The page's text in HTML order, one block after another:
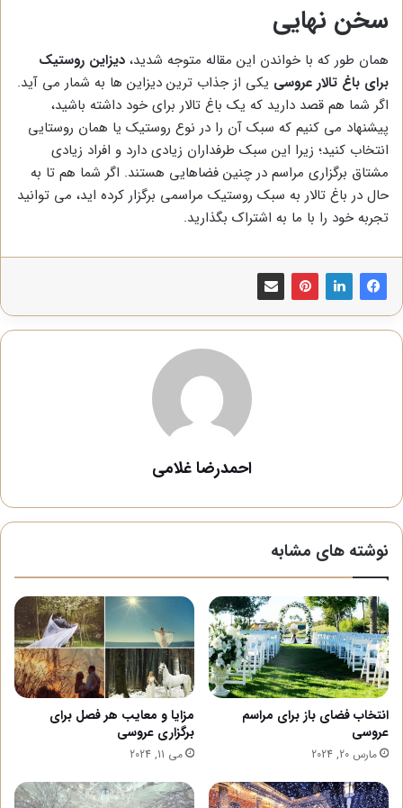
سخن نهایی
همان طور که با خواندن این مقاله متوجه شدید، دیزاین روستیک
برای باغ تالار عروسی یکی از جذاب ترین دیزاین ها به شمار می آید.
اگر شما هم قصد دارید که یک باغ تالار برای خود داشته باشید،
پیشنهاد می کنیم که سبک آن را در نوع روستیک یا همان روستایی
انتخاب کنید؛ زیرا این سبک طرفداران زیادی دارد و افراد زیادی
مشتاق برگزاری مراسم در چنین فضاهایی هستند. اگر شما هم تا به
حال در باغ تالار به سبک روستیک مراسمی برگزار کرده اید، می توانید
تجربه خود را با ما به اشتراک بگذارید.
احمدرضا غلامی
نوشته های مشابه
انتخاب فضای باز برای مراسم
عروسی
مارس 20, 2024
مزایا و معایب هر فصل برای
برگزاری عروسی
می 11, 2024